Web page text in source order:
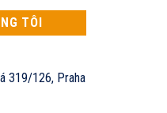
TÔI
319/126, Praha